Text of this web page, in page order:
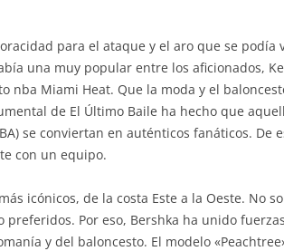
para el ataque y el aro que se
una muy popular entre los aficionados,
nba Miami Heat. Que la moda y el
de El Último Baile ha hecho que
se conviertan en auténticos fanáticos.
con un equipo.
icónicos, de la costa Este a la Oeste. No
Por eso, Bershka ha unido
y del baloncesto. El modelo